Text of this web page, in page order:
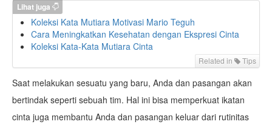
Lihat juga
Koleksi Kata Mutiara Motivasi Mario Teguh
Cara Meningkatkan Kesehatan dengan Ekspresi Cinta
Koleksi Kata-Kata Mutiara Cinta
Related in Tips
Saat melakukan sesuatu yang baru, Anda dan pasangan akan
bertindak seperti sebuah tim. Hal ini bisa memperkuat ikatan
cinta juga membantu Anda dan pasangan keluar dari rutinitas